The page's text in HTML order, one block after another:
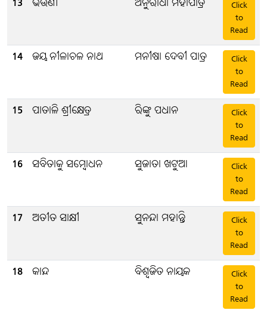
13 ଭଉଣୀ ଅନୁରାଧା ମହାପାତ୍ର
Click
to
Read
14 ଜୟ ନୀଳାଚଳ ନାଥ ମନୀଷା ଦେବୀ ପାତ୍ର
Click
to
Read
15 ପାତାଳି ଶ୍ରୀକ୍ଷେତ୍ର ରିଙ୍କୁ ପଧାନ
Click
to
Read
16 ସବିତାକୁ ସମ୍ବୋଧନ ସୁଜାତା ଖଟୁଆ
Click
to
Read
17 ଅତୀତ ସାକ୍ଷୀ ସୁନନ୍ଦା ମହାନ୍ତି
Click
to
Read
18 କାନ୍ଦ ବିଶ୍ବଜିତ ନାୟକ
Click
to
Read